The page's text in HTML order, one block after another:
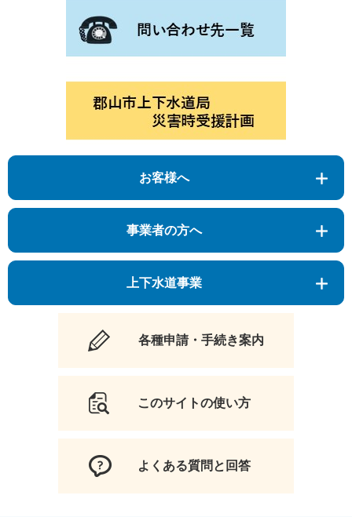
お客様へ
事業者の方へ
上下水道事業
各種申請・手続き案内
このサイトの使い方
よくある質問と回答